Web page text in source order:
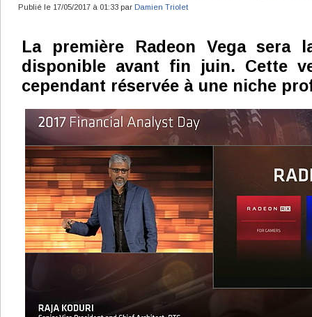
Publié le 17/05/2017 à 01:33 par Damien Triolet
La première Radeon Vega sera
disponible avant fin juin. Cette
cependant réservée à une niche